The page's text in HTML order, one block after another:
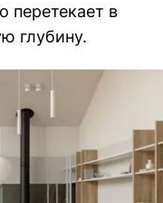
перетекает в
глубину.